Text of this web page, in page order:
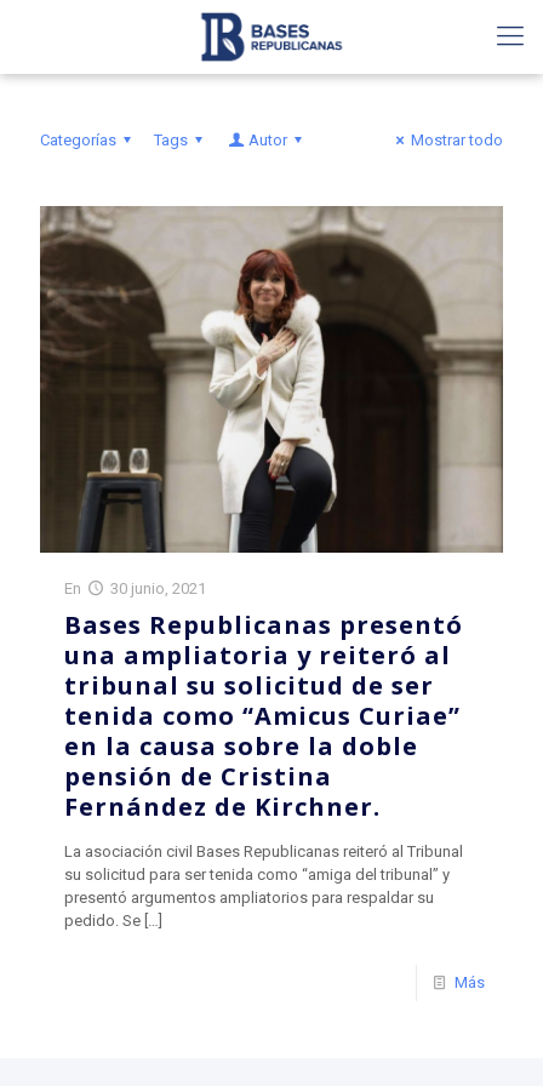
Categorías Tags Autor Mostrar todo
En 30 junio, 2021
Bases Republicanas presentó
una ampliatoria y reiteró al
tribunal su solicitud de ser
tenida como “Amicus Curiae”
en la causa sobre la doble
pensión de Cristina
Fernández de Kirchner.
La asociación civil Bases Republicanas reiteró al Tribunal
su solicitud para ser tenida como “amiga del tribunal” y
presentó argumentos ampliatorios para respaldar su
pedido. Se […]
Más